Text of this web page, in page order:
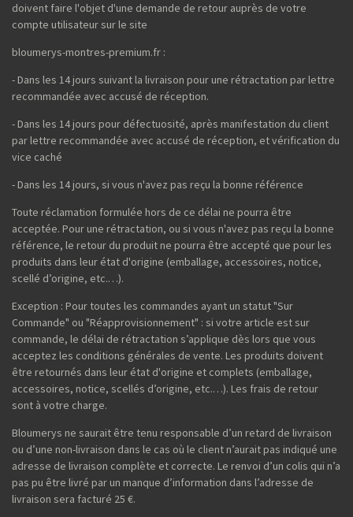
doivent faire l'objet d'une demande de retour auprès de votre
compte utilisateur sur le site
bloumerys-montres-premium.fr :
- Dans les 14 jours suivant la livraison pour une rétractation par lettre
recommandée avec accusé de réception.
- Dans les 14 jours pour défectuosité, après manifestation du client
par lettre recommandée avec accusé de réception, et vérification du
vice caché
- Dans les 14 jours, si vous n'avez pas reçu la bonne référence
Toute réclamation formulée hors de ce délai ne pourra être
acceptée. Pour une rétractation, ou si vous n'avez pas reçu la bonne
référence, le retour du produit ne pourra être accepté que pour les
produits dans leur état d'origine (emballage, accessoires, notice,
scellé d’origine, etc.…).
Exception : Pour toutes les commandes ayant un statut "Sur
Commande" ou "Réapprovisionnement" : si votre article est sur
commande, le délai de rétractation s’applique dès lors que vous
acceptez les conditions générales de vente. Les produits doivent
être retournés dans leur état d'origine et complets (emballage,
accessoires, notice, scellés d’origine, etc.…). Les frais de retour
sont à votre charge.
Bloumerys ne saurait être tenu responsable d’un retard de livraison
ou d’une non-livraison dans le cas où le client n’aurait pas indiqué une
adresse de livraison complète et correcte. Le renvoi d’un colis qui n’a
pas pu être livré par un manque d’information dans l’adresse de
livraison sera facturé 25 €.